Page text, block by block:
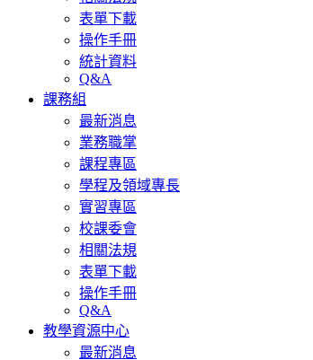
表單下載
操作手冊
統計資料
Q&A
課務組
最新消息
業務職掌
課程專區
學程及領域專長
實習專區
校課委會
相關法規
表單下載
操作手冊
Q&A
教學資源中心
最新消息